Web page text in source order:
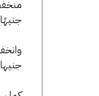
جنيهات